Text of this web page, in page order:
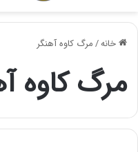
خانه/مرگ کاوه آهنگر
مرگ کاوه